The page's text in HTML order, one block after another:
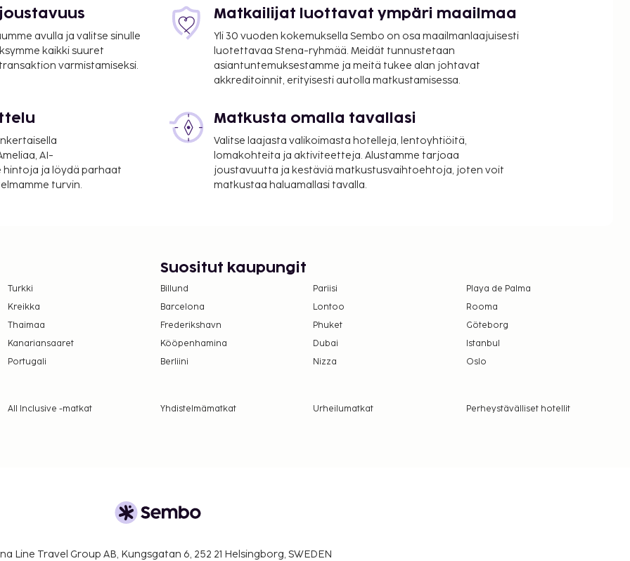
yö. Tätä veroa ei
maksut.
EUR per päivä
eivät
voi ylittää 1000
avulla ja valitse sinulle
kaikki suuret
varmistamiseksi.
Matkailijat luottavat ympäri maailmaa
Yli 30 vuoden kokemuksella Sembo on osa maailmanlaajuisesti
luotettavaa Stena-ryhmää. Meidät tunnustetaan
asiantuntemuksestamme ja meitä tukee alan johtavat
akkreditoinnit, erityisesti autolla matkustamisessa.
AI-
ja löydä parhaat
turvin.
Matkusta omalla tavallasi
Valitse laajasta valikoimasta hotelleja, lentoyhtiöitä,
lomakohteita ja aktiviteetteja. Alustamme tarjoaa
joustavuutta ja kestäviä matkustusvaihtoehtoja, joten voit
matkustaa haluamallasi tavalla.
Turkki
Kreikka
Thaimaa
Kanariansaaret
Portugali
Suositut kaupungit
Billund Pariisi
Playa de Palma
Barcelona
Lontoo
Rooma
Frederikshavn
Phuket
Göteborg
Kööpenhamina
Dubai
Istanbul
Berliini
Nizza Oslo
All Inclusive -matkat Yhdistelmämatkat Urheilumatkat
Perheystävälliset hotellit
Line Travel Group AB, Kungsgatan 6, 252 21 Helsingborg, SWEDEN